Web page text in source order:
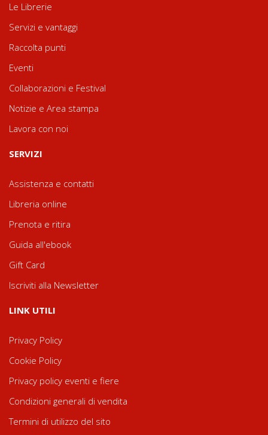
Le Librerie
Servizi e vantaggi
Raccolta punti
Eventi
Collaborazioni e Festival
Notizie e Area stampa
Lavora con noi
SERVIZI
Assistenza e contatti
Libreria online
Prenota e ritira
Guida all'ebook
Gift Card
Iscriviti alla Newsletter
LINK UTILI
Privacy Policy
Cookie Policy
Privacy policy eventi e fiere
Condizioni generali di vendita
Termini di utilizzo del sito